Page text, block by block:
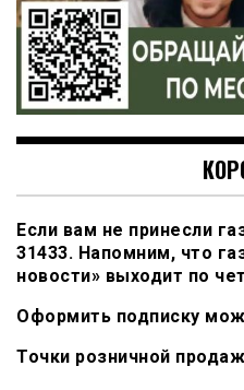
Если вам не принесли
31433. Напомним, что
новости» выходит по
Оформить подписку
Точки розничной